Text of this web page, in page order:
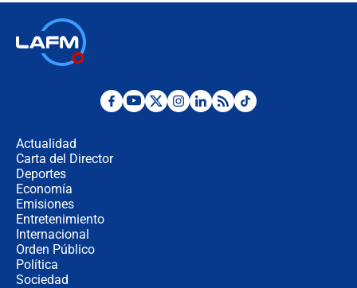
Ministro de Defensa no descarta el
Actualidad
Carta del Director
Deportes
Economía
Emisiones
Entretenimiento
Internacional
Orden Público
Política
Sociedad